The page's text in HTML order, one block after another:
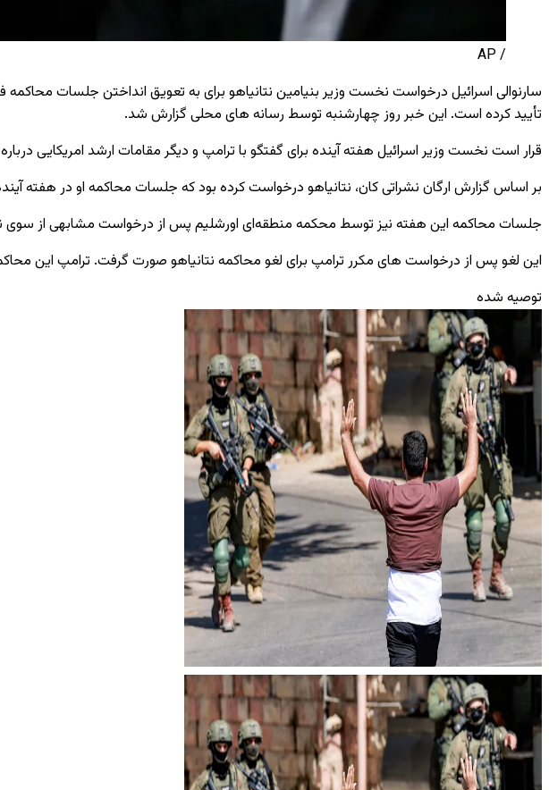
/ AP
سارنوالی اسرائیل درخواست نخست ‌وزیر بنیامین نتانیاهو برای به تعویق انداختن جلسات محاکمه
تأیید کرده است. این خبر روز چهارشنبه توسط رسانه‌ های محلی گزارش شد.
قرار است نخست ‌وزیر اسرائیل هفته آینده برای گفتگو با ترامپ و دیگر مقامات ارشد امریکایی
بر اساس گزارش ارگان نشراتی کان، نتانیاهو درخواست کرده بود که جلسات محاکمه او در هفته
جلسات محاکمه این هفته نیز توسط محکمه منطقه‌ای اورشلیم پس از درخواست مشابهی از
این لغو پس از درخواست‌ های مکرر ترامپ برای لغو محاکمه نتانیاهو صورت گرفت. ترامپ این
توصیه شده